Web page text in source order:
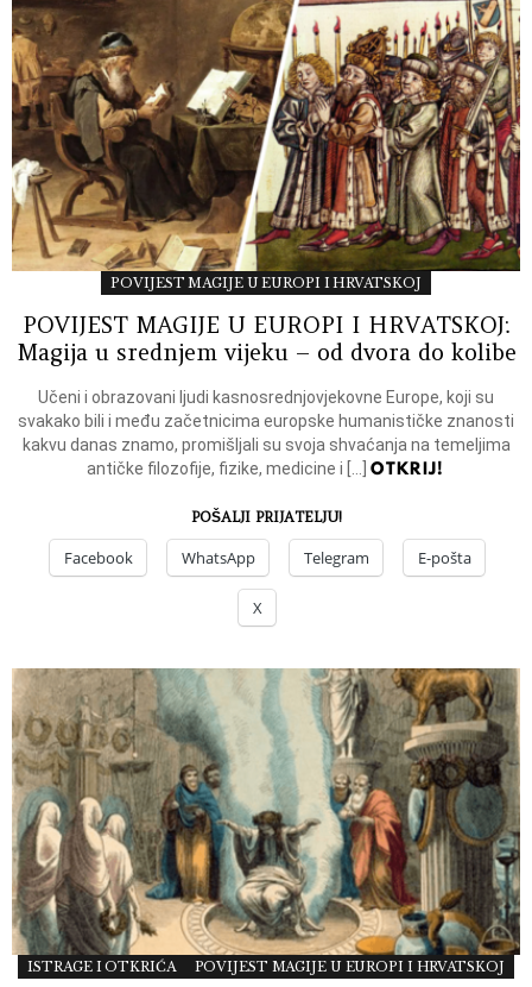
POVIJEST MAGIJE U EUROPI I HRVATSKOJ
POVIJEST MAGIJE U EUROPI I HRVATSKOJ:
Magija u srednjem vijeku – od dvora do kolibe
Učeni i obrazovani ljudi kasnosrednjovjekovne Europe, koji su
svakako bili i među začetnicima europske humanističke znanosti
kakvu danas znamo, promišljali su svoja shvaćanja na temeljima
antičke filozofije, fizike, medicine i […]OTKRIJ!
POŠALJI PRIJATELJU!
Facebook WhatsApp Telegram E-pošta
X
ISTRAGE I OTKRIĆA POVIJEST MAGIJE U EUROPI I HRVATSKOJ